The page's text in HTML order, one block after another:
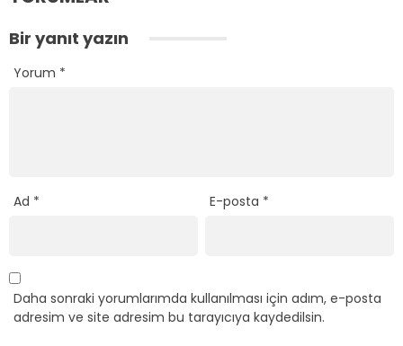
Bir yanıt yazın
Yorum *
Ad * E-posta *
Daha sonraki yorumlarımda kullanılması için adım, e-posta
adresim ve site adresim bu tarayıcıya kaydedilsin.